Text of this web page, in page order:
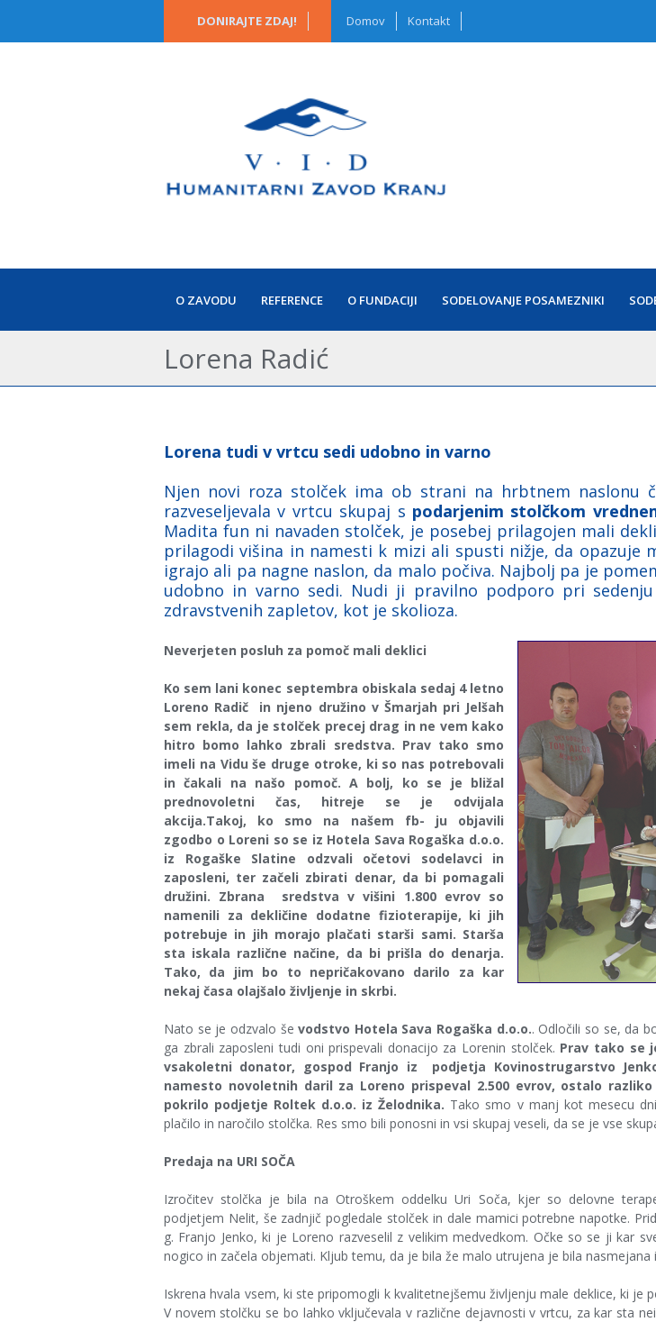
DONIRAJTE ZDAJ! Domov Kontakt
O ZAVODU REFERENCE O FUNDACIJI SODELOVANJE POSAMEZNIKI
Lorena Radić
Lorena tudi v vrtcu sedi udobno in varno
Njen novi roza stolček ima ob strani na hrbtnem naslonu
razveseljevala v vrtcu skupaj s podarjenim stolčkom
Madita fun ni navaden stolček, je posebej prilagojen mali
prilagodi višina in namesti k mizi ali spusti nižje, da opazuje
igrajo ali pa nagne naslon, da malo počiva. Najbolj pa je
udobno in varno sedi. Nudi ji pravilno podporo pri
zdravstvenih zapletov, kot je skolioza.
Neverjeten posluh za pomoč mali deklici
Ko sem lani konec septembra obiskala sedaj 4 letno
Loreno Radič in njeno družino v Šmarjah pri Jelšah
sem rekla, da je stolček precej drag in ne vem kako
hitro bomo lahko zbrali sredstva. Prav tako smo
imeli na Vidu še druge otroke, ki so nas potrebovali
in čakali na našo pomoč. A bolj, ko se je bližal
prednovoletni čas, hitreje se je odvijala
akcija.Takoj, ko smo na našem fb- ju objavili
zgodbo o Loreni so se iz Hotela Sava Rogaška d.o.o.
iz Rogaške Slatine odzvali očetovi sodelavci in
zaposleni, ter začeli zbirati denar, da bi pomagali
družini. Zbrana sredstva v višini 1.800 evrov so
namenili za dekličine dodatne fizioterapije, ki jih
potrebuje in jih morajo plačati starši sami. Starša
sta iskala različne načine, da bi prišla do denarja.
Tako, da jim bo to nepričakovano darilo za kar
nekaj časa olajšalo življenje in skrbi.
Nato se je odzvalo ševodstvo Hotela Sava Rogaška d.o.o.. Odločili so se, da
ga zbrali zaposleni tudi oni prispevali donacijo za Lorenin stolček. Prav tako se
vsakoletni donator, gospod Franjo iz podjetja Kovinostrugarstvo
namesto novoletnih daril za Loreno prispeval 2.500 evrov, ostalo
pokrilo podjetje Roltek d.o.o. iz Želodnika. Tako smo v manj kot mesecu
plačilo in naročilo stolčka. Res smo bili ponosni in vsi skupaj veseli, da se je vse
Predaja na URI SOČA
Izročitev stolčka je bila na Otroškem oddelku Uri Soča, kjer so delovne
podjetjem Nelit, še zadnjič pogledale stolček in dale mamici potrebne napotke.
g. Franjo Jenko, ki je Loreno razveselil z velikim medvedkom. Očke so se ji kar
nogico in začela objemati. Kljub temu, da je bila že malo utrujena je bila nasmejana
Iskrena hvala vsem, ki ste pripomogli k kvalitetnejšemu življenju male deklice, ki je
V novem stolčku se bo lahko vključevala v različne dejavnosti v vrtcu, za kar sta